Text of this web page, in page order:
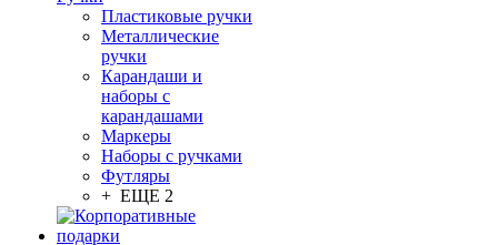
Пластиковые ручки
Металлические
ручки
Карандаши и
наборы с
карандашами
Маркеры
Наборы с ручками
Футляры
+ ЕЩЕ 2